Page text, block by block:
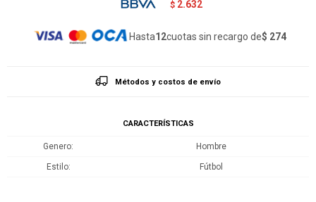
$ 2.632
Hasta12cuotas sin recargo de$ 274
Métodos y costos de envío
CARACTERÍSTICAS
Genero Hombre
Estilo Fútbol